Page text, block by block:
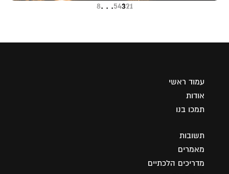
1
2
3
4
5
. . .
8
עמוד ראשי
אודות
תמכו בנו
תשובות
מאמרים
מדריכים הלכתיים